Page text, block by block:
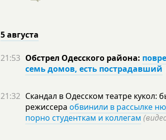
5 августа
21:53 Обстрел Одесского района:
семь домов, есть пострадавший
21:32 Скандал в Одесском театре кукол:
режиссера обвинили в рассылке
порно студенткам и коллегам